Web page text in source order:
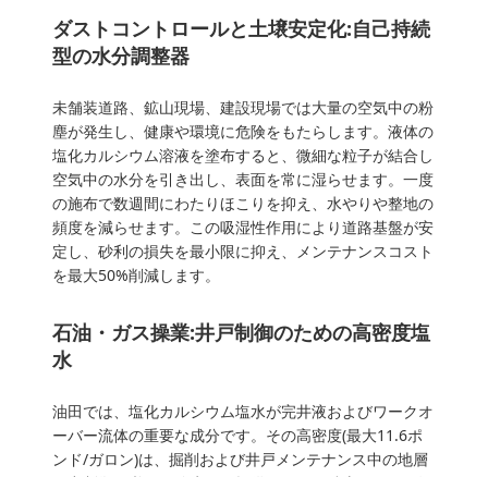
ダストコントロールと土壌安定化:自己持続
型の水分調整器
未舗装道路、鉱山現場、建設現場では大量の空気中の粉
塵が発生し、健康や環境に危険をもたらします。液体の
塩化カルシウム溶液を塗布すると、微細な粒子が結合し
空気中の水分を引き出し、表面を常に湿らせます。一度
の施布で数週間にわたりほこりを抑え、水やりや整地の
頻度を減らせます。この吸湿性作用により道路基盤が安
定し、砂利の損失を最小限に抑え、メンテナンスコスト
を最大50%削減します。
石油・ガス操業:井戸制御のための高密度塩
水
油田では、塩化カルシウム塩水が完井液およびワークオ
ーバー流体の重要な成分です。その高密度(最大11.6ポ
ンド/ガロン)は、掘削および井戸メンテナンス中の地層